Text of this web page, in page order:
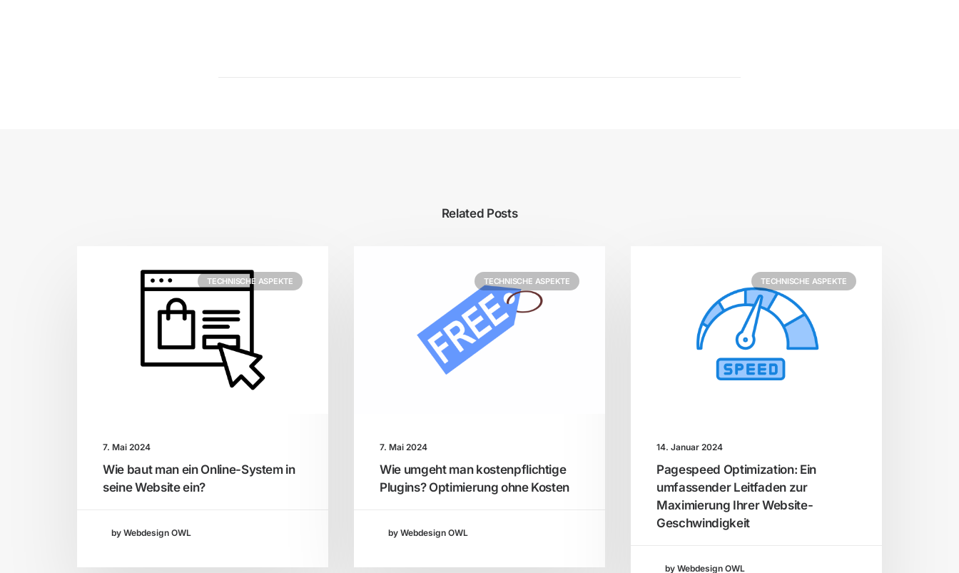
Related Posts
TECHNISCHE ASPEKTE
7. Mai 2024
Wie baut man ein Online-System in
seine Website ein?
by Webdesign OWL
TECHNISCHE ASPEKTE
7. Mai 2024
Wie umgeht man kostenpflichtige
Plugins? Optimierung ohne Kosten
by Webdesign OWL
TECHNISCHE ASPEKTE
14. Januar 2024
Pagespeed Optimization: Ein
umfassender Leitfaden zur
Maximierung Ihrer Website-
Geschwindigkeit
by Webdesign OWL